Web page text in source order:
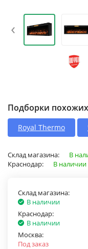
‹
Подборки
Royal Thermo
Склад магазина:
В
Краснодар:
В наличии
Склад магазина:
В наличии
Краснодар:
В наличии
Москва:
Под заказ